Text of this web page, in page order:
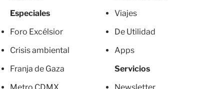
Especiales
Foro Excélsior
Crisis ambiental
Franja de Gaza
Metro CDMX
Viajes
De Utilidad
Apps
Servicios
Newsletter